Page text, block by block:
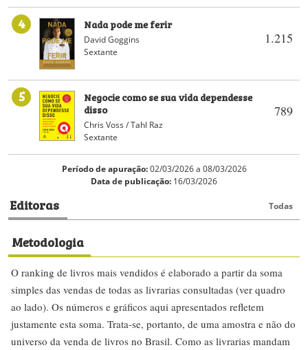
4
1.215
Nada pode me ferir
David Goggins
Sextante
5
789
Negocie como se sua vida dependesse
disso
Chris Voss / Tahl Raz
Sextante
Período de apuração:02/03/2026 a 08/03/2026
Data de publicação: 16/03/2026
Editoras Todas
Metodologia
O ranking de livros mais vendidos é elaborado a partir da soma
simples das vendas de todas as livrarias consultadas (ver quadro
ao lado). Os números e gráficos aqui apresentados refletem
justamente esta soma. Trata-se, portanto, de uma amostra e não do
universo da venda de livros no Brasil. Como as livrarias mandam